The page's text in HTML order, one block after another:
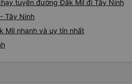
tuyến đường Đăk Mil đi Tây Ninh
Tây Ninh
Mil nhanh và uy tín nhất